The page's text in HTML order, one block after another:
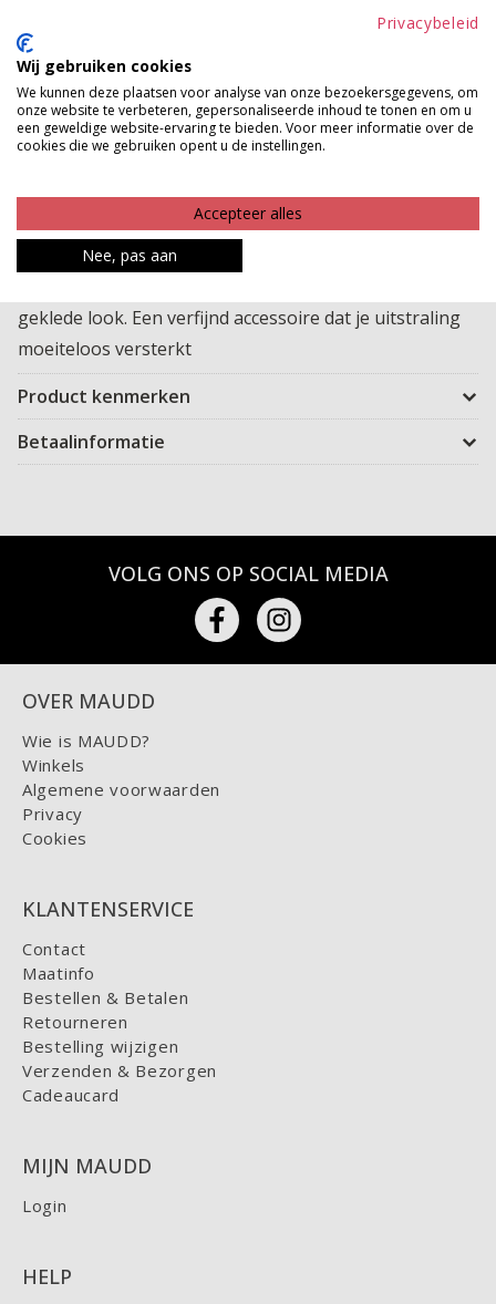
Deze elastische armband met vier strengen en echte
stenen tilt je outfit net even naar een hoger niveau. De
natuurlijke uitstraling van de stenen in combinatie met
het gelaagde design zorgt voor een luxe en stijlvolle
creëer je direct een vol en trendy polsje zonder extra te
combineren. Dankzij de elastische pasvorm zit de
armband comfortabel om vrijwel elke pols en is hij
geklede look. Een verfijnd accessoire dat je uitstraling
moeiteloos versterkt
Product kenmerken
Betaalinformatie
VOLG ONS OP SOCIAL MEDIA
OVER MAUDD
Wie is MAUDD?
Winkels
Algemene voorwaarden
Privacy
Cookies
KLANTENSERVICE
Contact
Maatinfo
Bestellen & Betalen
Retourneren
Bestelling wijzigen
Verzenden & Bezorgen
Cadeaucard
MIJN MAUDD
Login
HELP
Privacybeleid
Wij gebruiken cookies
We kunnen deze plaatsen voor analyse van onze bezoekersgegevens, om
onze website te verbeteren, gepersonaliseerde inhoud te tonen en om u
een geweldige website-ervaring te bieden. Voor meer informatie over de
cookies die we gebruiken opent u de instellingen.
Accepteer alles
Nee, pas aan